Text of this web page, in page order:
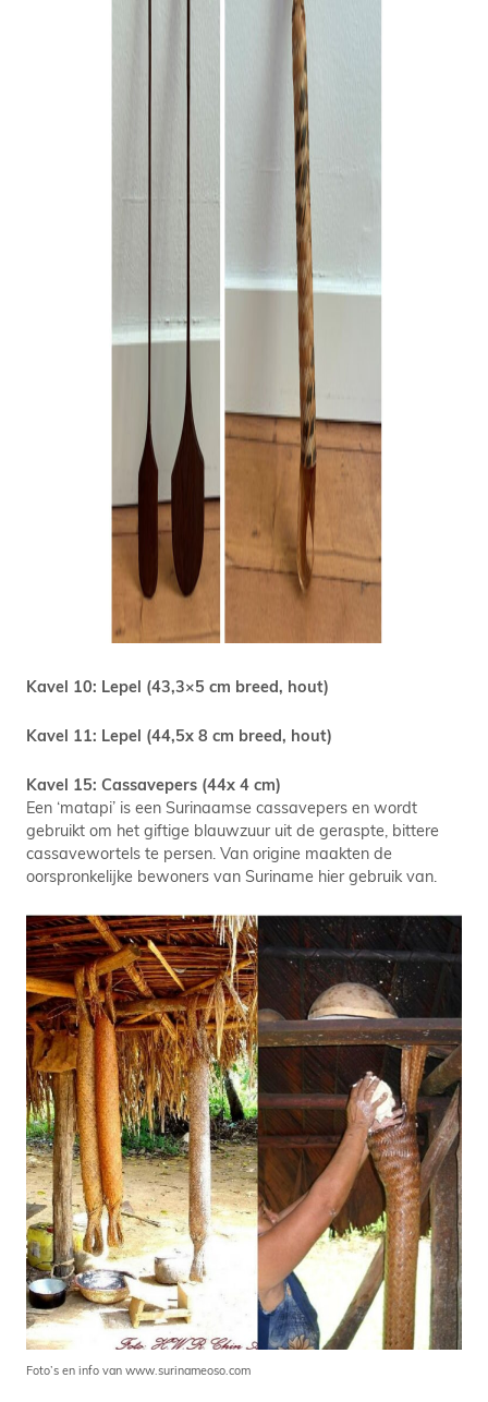
Kavel 10: Lepel (43,3×5 cm breed, hout)
Kavel 11: Lepel (44,5x 8 cm breed, hout)
Kavel 15: Cassavepers (44x 4 cm)
Een ‘matapi’ is een Surinaamse cassavepers en wordt
gebruikt om het giftige blauwzuur uit de geraspte, bittere
cassavewortels te persen. Van origine maakten de
oorspronkelijke bewoners van Suriname hier gebruik van.
Foto’s en info van www.surinameoso.com